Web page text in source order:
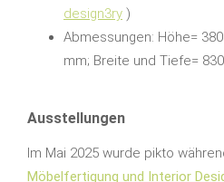
design3ry )
Abmessungen: Höhe=
mm; Breite und Tiefe=
Ausstellungen
Im Mai 2025 wurde pikto
Möbelfertigung und Interior